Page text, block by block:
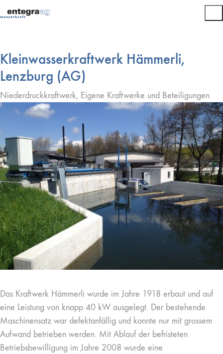
Kleinwasserkraftwerk Hämmerli,
Lenzburg (AG)
Niederdruckkraftwerk, Eigene Kraftwerke und Beteiligungen
Das Kraftwerk Hämmerli wurde im Jahre 1918 erbaut und auf
eine Leistung von knapp 40 kW ausgelegt. Der bestehende
Maschinensatz war defektanfällig und konnte nur mit grossem
Aufwand betrieben werden. Mit Ablauf der befristeten
Betriebsbewilligung im Jahre 2008 wurde eine